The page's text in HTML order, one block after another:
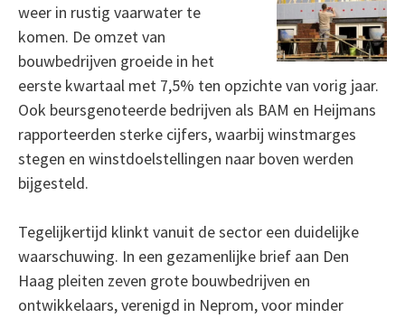
weer in rustig vaarwater te
komen. De omzet van
bouwbedrijven groeide in het
eerste kwartaal met 7,5% ten opzichte van vorig jaar.
Ook beursgenoteerde bedrijven als BAM en Heijmans
rapporteerden sterke cijfers, waarbij winstmarges
stegen en winstdoelstellingen naar boven werden
bijgesteld.
Tegelijkertijd klinkt vanuit de sector een duidelijke
waarschuwing. In een gezamenlijke brief aan Den
Haag pleiten zeven grote bouwbedrijven en
ontwikkelaars, verenigd in Neprom, voor minder